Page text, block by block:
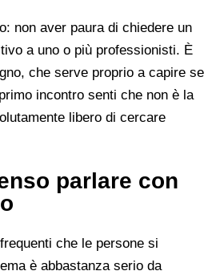
non aver paura di chiedere un
a uno o più professionisti. È
che serve proprio a capire se
incontro senti che non è la
libero di cercare
parlare con
che le persone si
è abbastanza serio da